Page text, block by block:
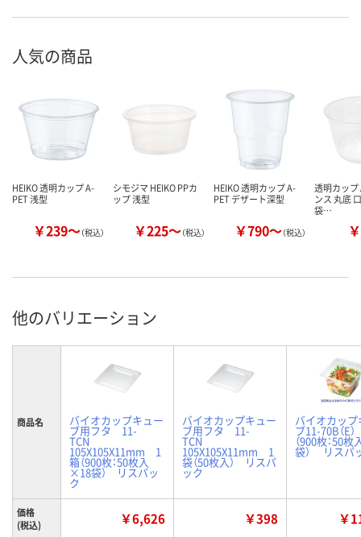
人気の商品
HEIKO 透明カップ A-
PET 浅型
￥239～（税込）
シモジマ HEIKO PPカ
ップ 浅型
￥225～（税込）
HEIKO 透明カップ A-
PET デザート深型
￥790～（税込）
透明カップ
ンス 丸底
袋…
他のバリエーション
商品名 バイオカップキュー
ブ用フタ 11-
TCN
105X105X11mm 1
箱（900枚：50枚入
×18袋） リスパッ
ク
バイオカップキュー
ブ用フタ 11-
TCN
105X105X11mm 1
袋（50枚入） リスパ
ック
バイオカッ
ブ11-70B（E
（900枚：50
袋） リスパ
価格
(税込)
￥6,626 ￥398 ￥